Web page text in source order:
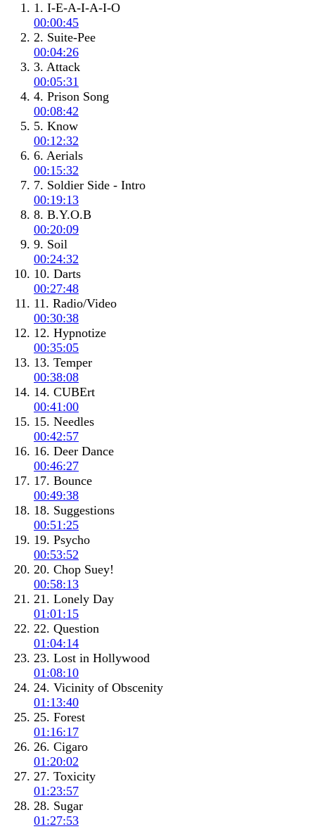
1. I-E-A-I-A-I-O
00:00:45
2. Suite-Pee
00:04:26
3. Attack
00:05:31
4. Prison Song
00:08:42
5. Know
00:12:32
6. Aerials
00:15:32
7. Soldier Side - Intro
00:19:13
8. B.Y.O.B
00:20:09
9. Soil
00:24:32
10. Darts
00:27:48
11. Radio/Video
00:30:38
12. Hypnotize
00:35:05
13. Temper
00:38:08
14. CUBErt
00:41:00
15. Needles
00:42:57
16. Deer Dance
00:46:27
17. Bounce
00:49:38
18. Suggestions
00:51:25
19. Psycho
00:53:52
20. Chop Suey!
00:58:13
21. Lonely Day
01:01:15
22. Question
01:04:14
23. Lost in Hollywood
01:08:10
24. Vicinity of Obscenity
01:13:40
25. Forest
01:16:17
26. Cigaro
01:20:02
27. Toxicity
01:23:57
28. Sugar
01:27:53